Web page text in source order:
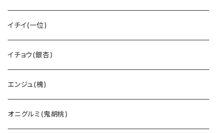
イチイ(一位)
イチョウ(銀杏)
エンジュ(槐)
オニグルミ(鬼胡桃)